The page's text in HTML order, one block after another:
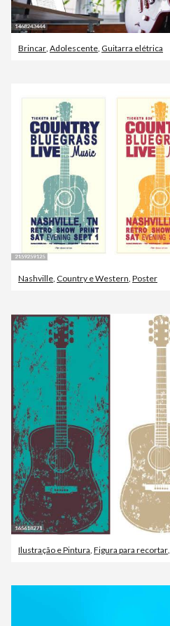
Brincar, Adolescente, Guitarra elétrica
Nashville, Country e Western, Poster
Ilustração e Pintura, Figura para recortar,